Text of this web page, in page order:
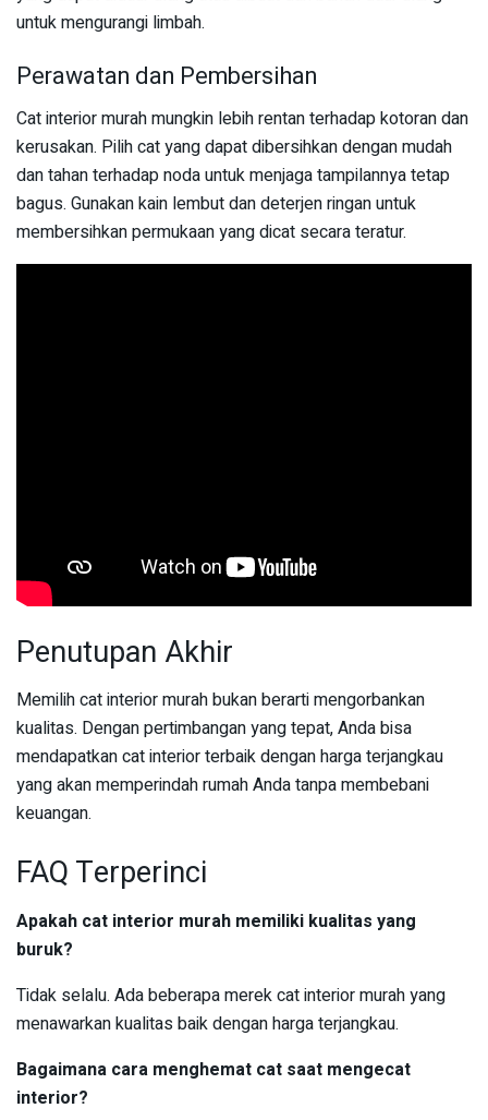
untuk mengurangi limbah.
Perawatan dan Pembersihan
Cat interior murah mungkin lebih rentan terhadap kotoran dan
kerusakan. Pilih cat yang dapat dibersihkan dengan mudah
dan tahan terhadap noda untuk menjaga tampilannya tetap
bagus. Gunakan kain lembut dan deterjen ringan untuk
membersihkan permukaan yang dicat secara teratur.
Penutupan Akhir
Memilih cat interior murah bukan berarti mengorbankan
kualitas. Dengan pertimbangan yang tepat, Anda bisa
mendapatkan cat interior terbaik dengan harga terjangkau
yang akan memperindah rumah Anda tanpa membebani
keuangan.
FAQ Terperinci
Apakah cat interior murah memiliki kualitas yang
buruk?
Tidak selalu. Ada beberapa merek cat interior murah yang
menawarkan kualitas baik dengan harga terjangkau.
Bagaimana cara menghemat cat saat mengecat
interior?